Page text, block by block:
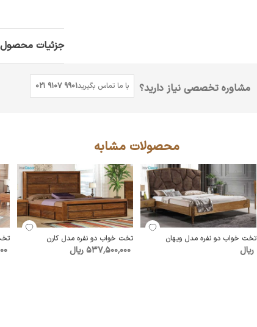
جزئیات محصول
مشاوره تخصصی نیاز دارید؟ با ما تماس بگیرید021 9107 9901
محصولات مشابه
تخت خواب دو نفره مدل ویهان
ریال
تخت خواب دو نفره مدل کارن
537٬500٬000 ریال